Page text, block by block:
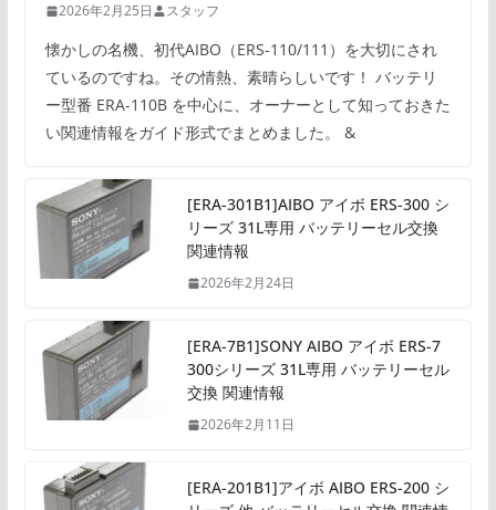
2026年2月25日 スタッフ
懐かしの名機、初代AIBO（ERS-110/111）を大切にされ
ているのですね。その情熱、素晴らしいです！ バッテリ
ー型番 ERA-110B を中心に、オーナーとして知っておきた
い関連情報をガイド形式でまとめました。 &
[ERA-301B1]AIBO アイボ ERS-300 シ
リーズ 31L専用 バッテリーセル交換
関連情報
2026年2月24日
[ERA-7B1]SONY AIBO アイボ ERS-7
300シリーズ 31L専用 バッテリーセル
交換 関連情報
2026年2月11日
[ERA-201B1]アイボ AIBO ERS-200 シ